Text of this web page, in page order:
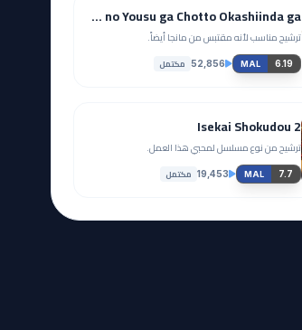
Saikin, Imouto no Yousu ga Chotto Okashiinda ga
ترشيح مناسب لأنه مقتبس من مانجا أيضاً.
MAL 6.19
52,856 مكتمل
Isekai Shokudou 2
ترشيح من نوع مسلسل لمحبي هذا العمل.
MAL 7.7
19,453 مكتمل